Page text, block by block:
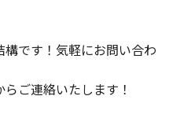
です！気軽にお問い合わ
ご連絡いたします！